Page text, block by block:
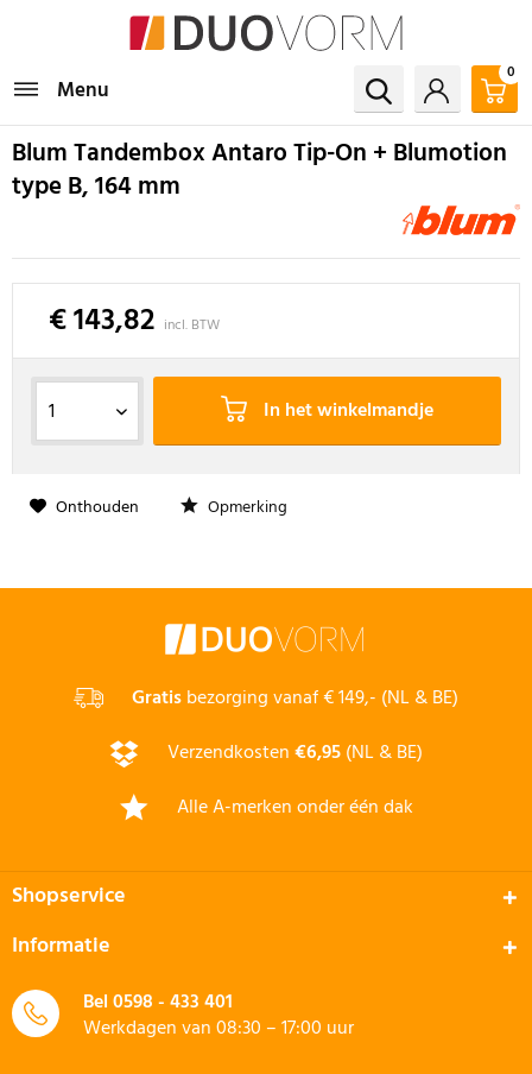
Menu
0
Blum Tandembox Antaro Tip-On + Blumotion
type B, 164 mm
€ 143,82 incl. BTW
In het winkelmandje
Onthouden Opmerking
Gratisbezorging vanaf € 149,- (NL & BE)
Verzendkosten€6,95(NL & BE)
Alle A-merken onder één dak
Shopservice
Informatie
Bel0598 - 433 401
Werkdagen van 08:30 – 17:00 uur